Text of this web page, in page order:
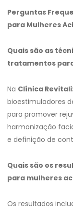
Perguntas
para Mulheres
Quais são as
tratamentos
Na Clínica
bioestimuladores
para promover
harmonização
e definição de
Quais são os
para mulheres
Os resultados